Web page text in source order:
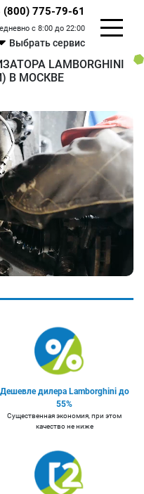
(800) 775-79-61
с 8:00 до 22:00
Выбрать сервис
LAMBORGHINI
В МОСКВЕ
Дешевле дилера Lamborghini до
55%
Существенная экономия, при этом
качество не ниже